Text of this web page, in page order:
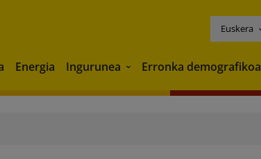
Euskera
Energia Ingurunea Ingurunea
Erronka demografikoa